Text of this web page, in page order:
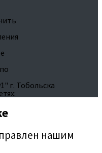
г. Тобольска
нашим